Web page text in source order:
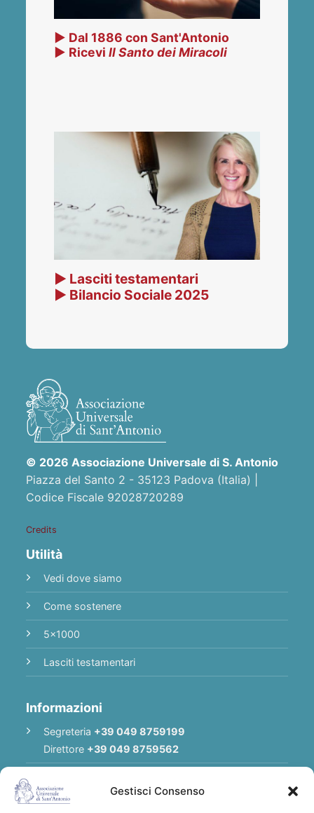
Gestisci Consenso
▶ Dal 1886 con Sant'Antonio
▶ RiceviIl Santo dei Miracoli
▶ Lasciti testamentari
▶ Bilancio Sociale 2025
© 2026 Associazione Universale di S. Antonio
Piazza del Santo 2 - 35123 Padova (Italia) |
Codice Fiscale 92028720289
Credits
Utilità
Vedi dove siamo
Come sostenere
5x1000
Lasciti testamentari
Informazioni
Segreteria +39 049 8759199
Direttore +39 049 8759562
E-mail